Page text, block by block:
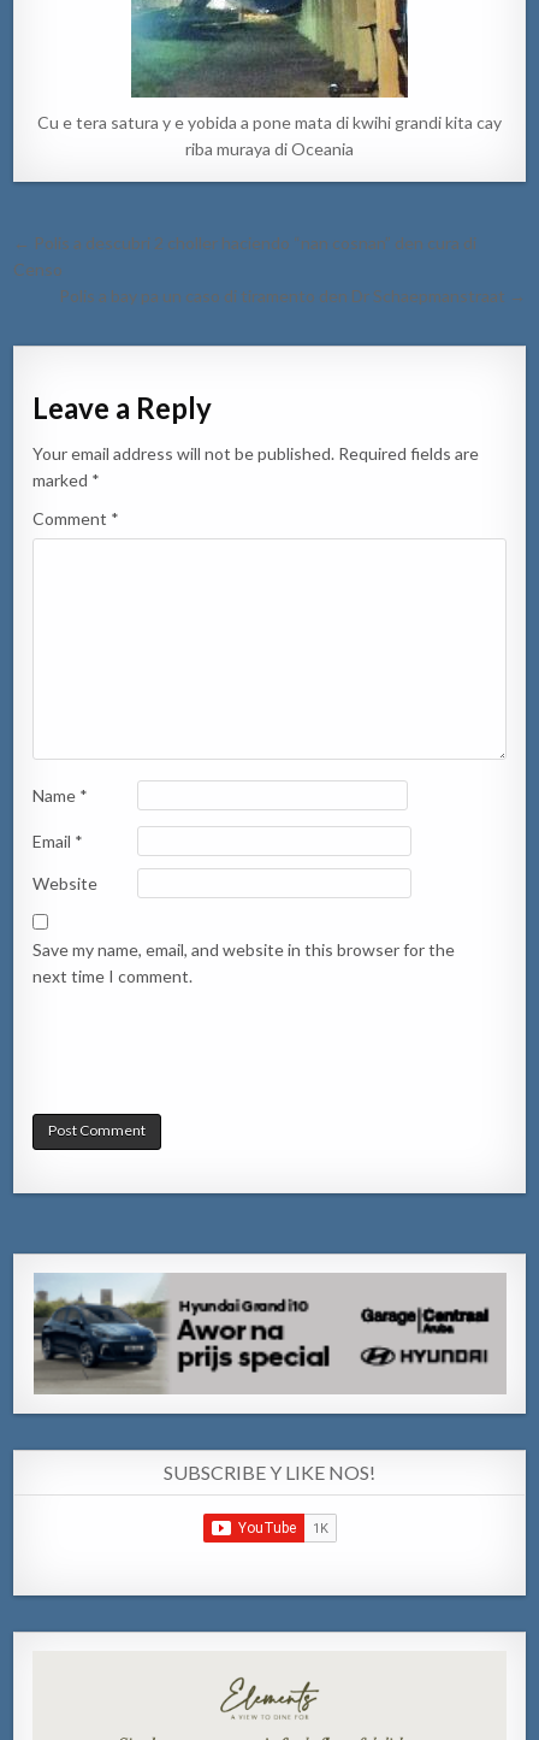
Cu e tera satura y e yobida a pone mata di kwihi grandi kita cay
riba muraya di Oceania
Post
navigation
← Polis a descubri 2 choller haciendo “nan cosnan” den cura di
Censo
Polis a bay pa un caso di tiramento den Dr Schaepmanstraat →
Leave a Reply
Your email address will not be published. Required fields are
marked *
Comment *
Name *
Email *
Website
Save my name, email, and website in this browser for the
next time I comment.
SUBSCRIBE Y LIKE NOS!